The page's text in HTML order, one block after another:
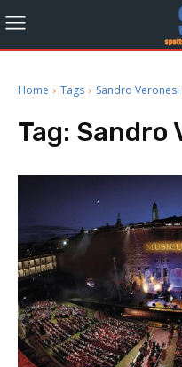
Home Tags Sandro Veronesi
Tag: Sandro